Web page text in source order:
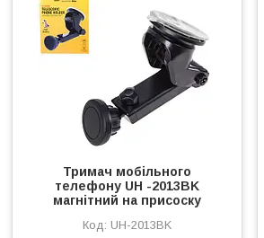
Тримач мобільного
телефону UH -2013BK
магнітний на присоску
UH-2013BK